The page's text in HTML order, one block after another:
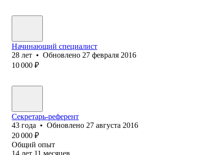
Начинающий специалист
28 лет • Обновлено 27 февраля 2016
10 000 ₽
Секретарь-референт
43 года • Обновлено 27 августа 2016
20 000 ₽
Общий опыт
14 лет 11 месяцев